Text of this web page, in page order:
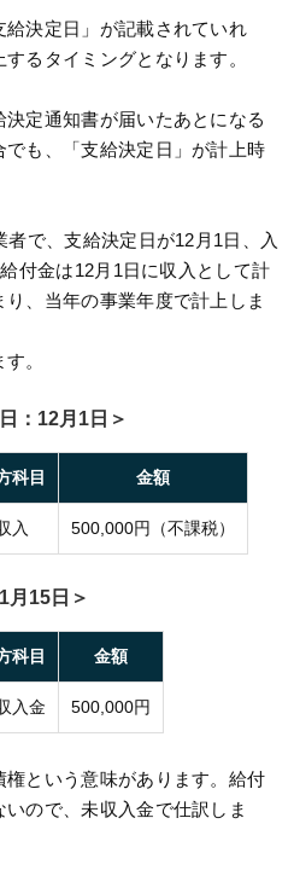
決定日」が記載されていれ
るタイミングとなります。
定通知書が届いたあとになる
も、「支給決定日」が計上時
で、支給決定日が12月1日、入
付金は12月1日に収入として計
り、当年の事業年度で計上しま
。
：12月1日＞
科目 金額
入 500,000円（不課税）
15日＞
科目 金額
入金 500,000円
という意味があります。給付
ので、未収入金で仕訳しま